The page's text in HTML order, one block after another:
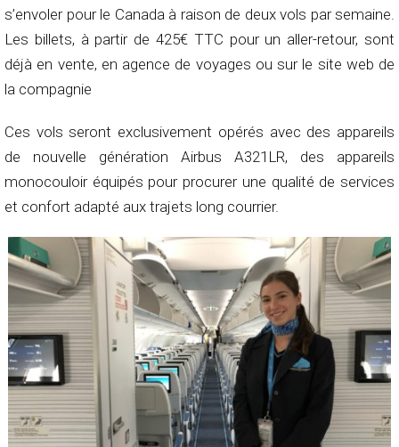
s’envoler pour le Canada à raison de deux vols par semaine.
Les billets, à partir de 425€ TTC pour un aller-retour, sont
déjà en vente, en agence de voyages ou sur le site web de
la compagnie
Ces vols seront exclusivement opérés avec des appareils
de nouvelle génération Airbus A321LR, des appareils
monocouloir équipés pour procurer une qualité de services
et confort adapté aux trajets long courrier.